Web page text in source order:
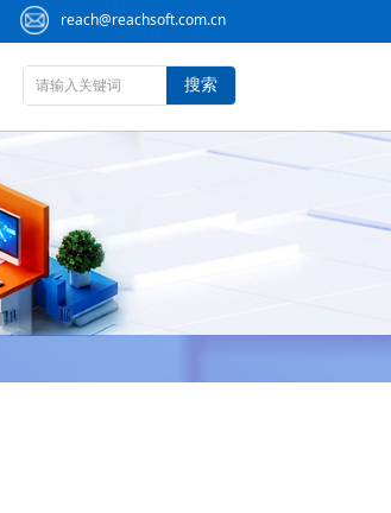
搜索
reach@reachsoft.com.cn